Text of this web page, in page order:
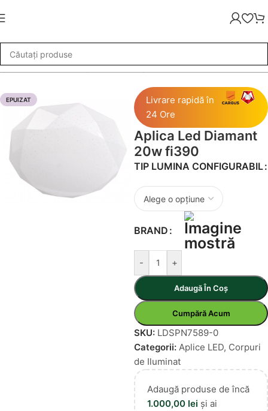
de Iluminat»Aplice LED»Aplica Led Diamant 20w fi390
EPUIZAT
Livrare rapidă în
24 Ore
Aplica Led Diamant
20w fi390
TIP LUMINA CONFIGURABIL
BRAND
- +
Adaugă În Coș
Cumpără Acum
SKU: LDSPN7589-0
Categorii: Aplice LED, Corpuri
de Iluminat
Adaugă produse de încă
1.000,00 lei și ai